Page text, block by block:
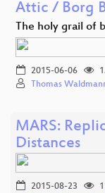
Attic / Borg
The holy grail of
2015-06-06
Thomas
MARS:
Distances
2015-08-23